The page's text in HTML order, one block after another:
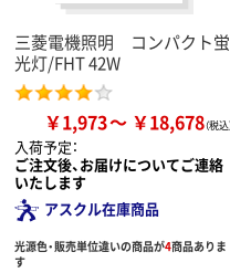
三菱電機照明 コンパクト蛍
光灯/FHT 42W
￥1,973 ￥18,678
入荷予定：
ご注文後、お届けについてご連絡
いたします
アスクル在庫商品
光源色・販売単位違いの商品が4商品ありま
す